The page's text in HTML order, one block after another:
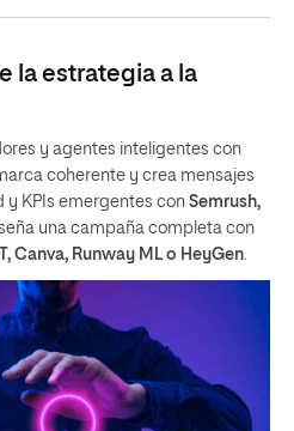
la estrategia a la
y agentes inteligentes con
coherente y crea mensajes
y KPIs emergentes con Semrush,
una campaña completa con
Canva, Runway ML o HeyGen.